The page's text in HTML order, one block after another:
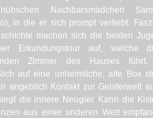
Nachbarsmädchen
in die er sich prompt verliebt.
machen sich die beiden
Erkundungstour auf, welche
Zimmer des Hauses
auf eine unheimliche, alte Box
angeblich Kontakt zur Geisterwelt
die innere Neugier. Kann die
aus einer anderen Welt